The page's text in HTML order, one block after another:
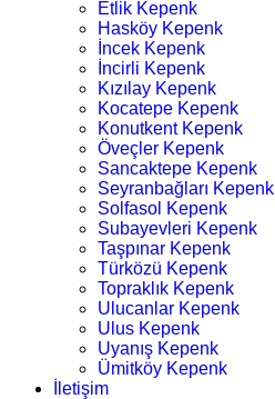
Etlik Kepenk
Hasköy Kepenk
İncek Kepenk
İncirli Kepenk
Kızılay Kepenk
Kocatepe Kepenk
Konutkent Kepenk
Öveçler Kepenk
Sancaktepe Kepenk
Seyranbağları Kepenk
Solfasol Kepenk
Subayevleri Kepenk
Taşpınar Kepenk
Türközü Kepenk
Topraklık Kepenk
Ulucanlar Kepenk
Ulus Kepenk
Uyanış Kepenk
Ümitköy Kepenk
İletişim